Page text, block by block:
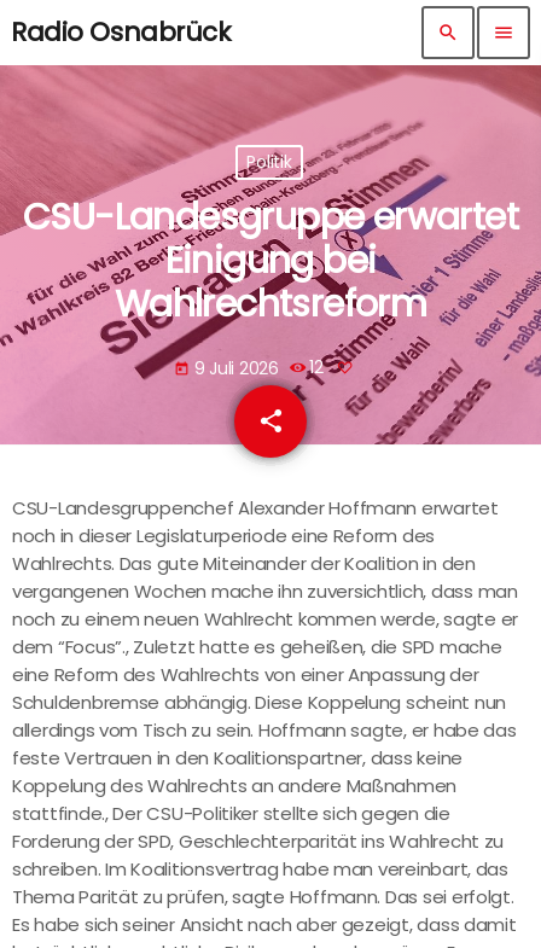
Radio Osnabrück search menu
Politik
CSU-Landesgruppe erwartet
Einigung bei
Wahlrechtsreform
today 9 Juli 2026 12
share
email
CSU-Landesgruppenchef Alexander Hoffmann erwartet
noch in dieser Legislaturperiode eine Reform des
Wahlrechts. Das gute Miteinander der Koalition in den
vergangenen Wochen mache ihn zuversichtlich, dass man
noch zu einem neuen Wahlrecht kommen werde, sagte er
dem “Focus”., Zuletzt hatte es geheißen, die SPD mache
eine Reform des Wahlrechts von einer Anpassung der
Schuldenbremse abhängig. Diese Koppelung scheint nun
allerdings vom Tisch zu sein. Hoffmann sagte, er habe das
feste Vertrauen in den Koalitionspartner, dass keine
Koppelung des Wahlrechts an andere Maßnahmen
stattfinde., Der CSU-Politiker stellte sich gegen die
Forderung der SPD, Geschlechterparität ins Wahlrecht zu
schreiben. Im Koalitionsvertrag habe man vereinbart, das
Thema Parität zu prüfen, sagte Hoffmann. Das sei erfolgt.
Es habe sich seiner Ansicht nach aber gezeigt, dass damit